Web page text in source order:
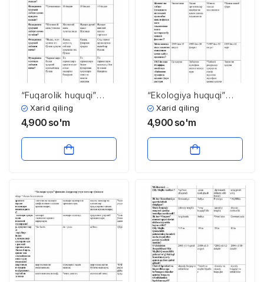
“Fuqarolik huquqi”
fanidan 4-kurs
talabalari uchun testlar
Xarid qiling
4,900 so'm
“Ekologiya huquqi”
fanidan 3-kurs
talabalari uchun testlar
Xarid qiling
4,900 so'm